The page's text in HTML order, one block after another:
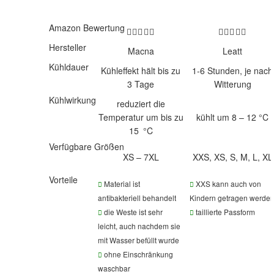
Amazon Bewertung
Hersteller
Macna
Leatt
Kühldauer
Kühleffekt hält bis zu
3 Tage
1-6 Stunden, je nach
Witterung
Kühlwirkung
reduziert die
Temperatur um bis zu
15 °C
kühlt um 8 – 12 °C
Verfügbare Größen
XS – 7XL
XXS, XS, S, M, L, XL
Vorteile
Material ist
antibakteriell behandelt
die Weste ist sehr
leicht, auch nachdem sie
mit Wasser befüllt wurde
ohne Einschränkung
waschbar
XXS kann auch von
Kindern getragen werden
taillierte Passform